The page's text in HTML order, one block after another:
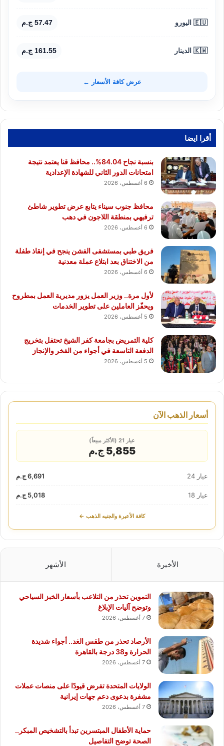
🇪🇺 اليورو 57.47 ج.م
🇰🇼 الدينار 161.55 ج.م
عرض كافة الأسعار ←
أقرا ايضا
بنسبة نجاح 84.04%.. محافظ قنا يعتمد نتيجة
امتحانات الدور الثاني للشهادة الإعدادية
6 أغسطس، 2026
محافظ جنوب سيناء يتابع عرض تطوير شاطئ
ترفيهي بمنطقة اللاجون في دهب
6 أغسطس، 2026
فريق طبي بمستشفى الفشن ينجح في إنقاذ طفلة
من الاختناق بعد ابتلاع عملة معدنية
6 أغسطس، 2026
لأول مرة.. وزير العمل يزور مديرية العمل بمطروح
ويحفّز العاملين على تطوير الخدمات
5 أغسطس، 2026
كلية التمريض بجامعة كفر الشيخ تحتفل بتخريج
الدفعة التاسعة في أجواء من الفخر والإنجاز
5 أغسطس، 2026
أسعار الذهب الآن
عيار 21 (الأكثر مبيعاً)
5,855 ج.م
عيار 24 6,691 ج.م
عيار 18 5,018 ج.م
كافة الأعيرة والجنيه الذهب ←
الأخيرة الأشهر
التموين تحذر من التلاعب بأسعار الخبز السياحي
وتوضح آليات الإبلاغ
7 أغسطس، 2026
الأرصاد تحذر من طقس الغد.. أجواء شديدة
الحرارة و38 درجة بالقاهرة
7 أغسطس، 2026
الولايات المتحدة تفرض قيودًا على منصات عملات
مشفرة بدعوى دعم جهات إيرانية
7 أغسطس، 2026
حماية الأطفال المبتسرين تبدأ بالتشخيص المبكر..
الصحة توضح التفاصيل